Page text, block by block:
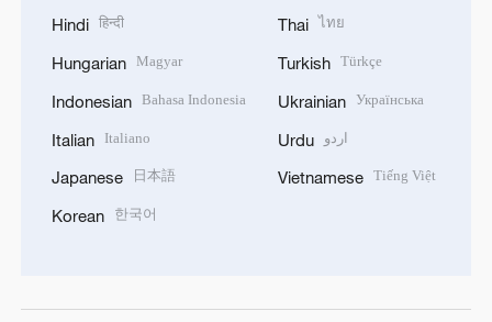
Hindi हिन्दी
Hungarian Magyar
Indonesian Bahasa Indonesia
Italian Italiano
Japanese 日本語
Korean 한국어
Thai ไทย
Turkish Türkçe
Ukrainian Українська
Urdu اردو
Vietnamese Tiếng Việt